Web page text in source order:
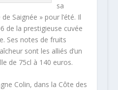
sa
Saignée » pour l’été. Il
de la prestigieuse cuvée
Ses notes de fruits
sont les alliés d’un
de 75cl à 140 euros.
Colin, dans la Côte des